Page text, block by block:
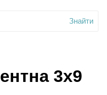
Знайти
3х9